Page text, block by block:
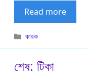
Read more
Categories
কারক
শেষ: টিকা